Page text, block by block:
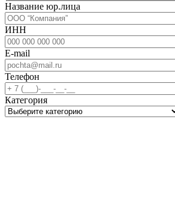
Название юр.лица
ИНН
E-mail
Телефон
Категория